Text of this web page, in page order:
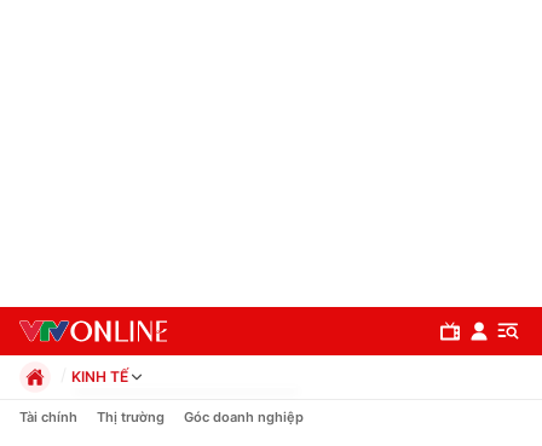
KINH TẾ
Chính trị
Tài chính Thị trường Góc doanh nghiệp